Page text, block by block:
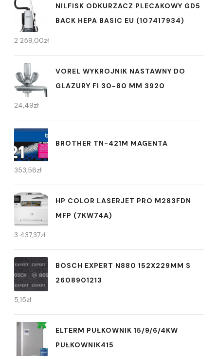
NILFISK ODKURZACZ PLECAKOWY GD5
BACK HEPA BASIC EU (107417934)
2 259,00zł
VOREL WYKROJNIK NASTAWNY DO
GLAZURY FI 30-80 MM 3920
24,49zł
BROTHER TN-421M MAGENTA
353,58zł
HP COLOR LASERJET PRO M283FDN
MFP (7KW74A)
3 437,37zł
BOSCH EXPERT N880 152X229MM S
2608901213
5,15zł
ELTERM PUŁKOWNIK 15/9/6/4KW
PUŁKOWNIK415